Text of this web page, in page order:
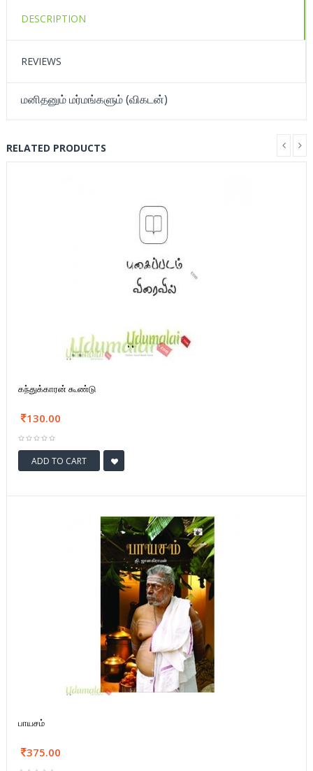
DESCRIPTION
REVIEWS
மனிதனும் மர்மங்களும் (விகடன்)
RELATED PRODUCTS
கந்துக்காரன் கூண்டு
130.00
ADD TO CART
பாயசம்
375.00